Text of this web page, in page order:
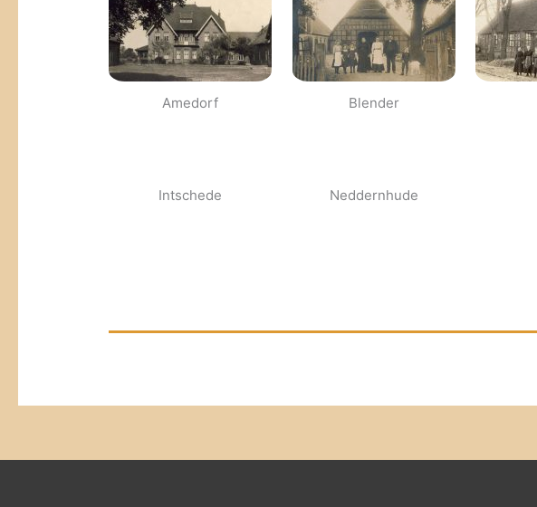
Amedorf Blender
Intschede Neddernhude